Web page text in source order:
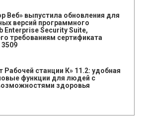
Веб» выпустила обновления для
версий программного
Enterprise Security Suite,
требованиям сертификата
Рабочей станции К» 11.2: удобная
функции для людей с
здоровья